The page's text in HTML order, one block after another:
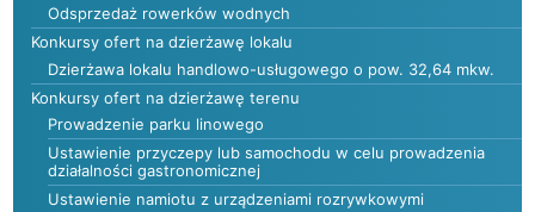
Odsprzedaż rowerków wodnych
Konkursy ofert na dzierżawę lokalu
Dzierżawa lokalu handlowo-usługowego o pow. 32,64 mkw.
Konkursy ofert na dzierżawę terenu
Prowadzenie parku linowego
Ustawienie przyczepy lub samochodu w celu prowadzenia
działalności gastronomicznej
Ustawienie namiotu z urządzeniami rozrywkowymi